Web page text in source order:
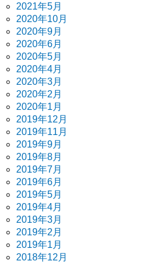
2021年5月
2020年10月
2020年9月
2020年6月
2020年5月
2020年4月
2020年3月
2020年2月
2020年1月
2019年12月
2019年11月
2019年9月
2019年8月
2019年7月
2019年6月
2019年5月
2019年4月
2019年3月
2019年2月
2019年1月
2018年12月